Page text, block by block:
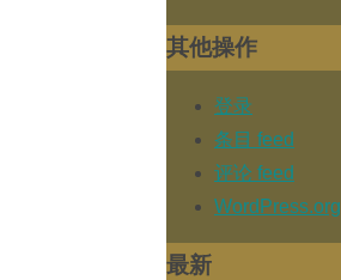
其他操作
登录
条目 feed
评论 feed
WordPress.org
最新